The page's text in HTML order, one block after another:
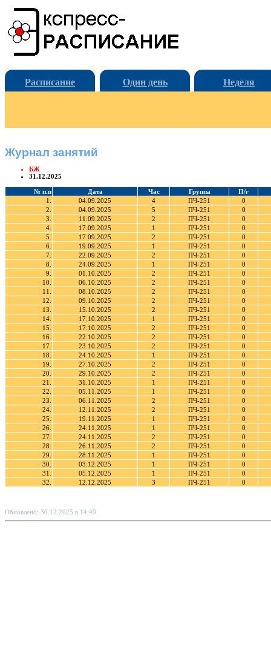
Расписание Один день Неделя
Журнал занятий
БЖ
31.12.2025
№ п.п Дата Час Группа
П/г
1.
04.09.2025 4 ПЧ-251
0
2.
04.09.2025 5 ПЧ-251
0
3.
11.09.2025 2 ПЧ-251
0
4.
17.09.2025 1 ПЧ-251
0
5.
17.09.2025 2 ПЧ-251
0
6.
19.09.2025 1 ПЧ-251
0
7.
22.09.2025 2 ПЧ-251
0
8.
24.09.2025 1 ПЧ-251
0
9.
01.10.2025 2 ПЧ-251
0
10.
06.10.2025 2 ПЧ-251
0
11.
08.10.2025 2 ПЧ-251
0
12.
09.10.2025 2 ПЧ-251
0
13.
15.10.2025 2 ПЧ-251
0
14.
17.10.2025 1 ПЧ-251
0
15.
17.10.2025 2 ПЧ-251
0
16.
22.10.2025 2 ПЧ-251
0
17.
23.10.2025 2 ПЧ-251
0
18.
24.10.2025 1 ПЧ-251
0
19.
27.10.2025 2 ПЧ-251
0
20.
29.10.2025 2 ПЧ-251
0
21.
31.10.2025 1 ПЧ-251
0
22.
05.11.2025 1 ПЧ-251
0
23.
06.11.2025 2 ПЧ-251
0
24.
12.11.2025 2 ПЧ-251
0
25.
19.11.2025 1 ПЧ-251
0
26.
24.11.2025 1 ПЧ-251
0
27.
24.11.2025 2 ПЧ-251
0
28.
26.11.2025 2 ПЧ-251
0
29.
28.11.2025 1 ПЧ-251
0
30.
03.12.2025 1 ПЧ-251
0
31.
05.12.2025 1 ПЧ-251
0
32.
12.12.2025 3 ПЧ-251 0
Обновлено: 30.12.2025 в 14:49.